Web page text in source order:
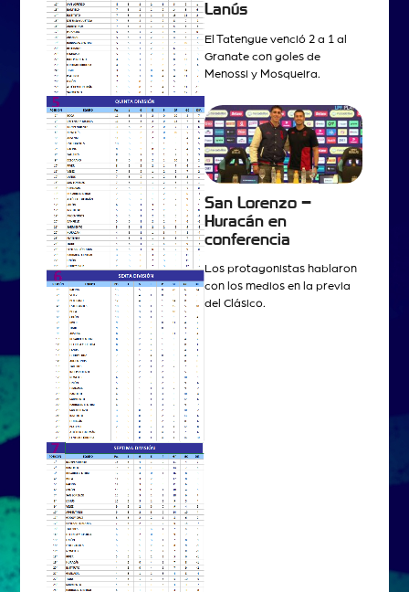
Lanús
El Tatengue venció 2 a 1 al
Granate con goles de
Menossi y Mosqueira.
San Lorenzo –
Huracán en
conferencia
Los protagonistas hablaron
con los medios en la previa
del Clásico.